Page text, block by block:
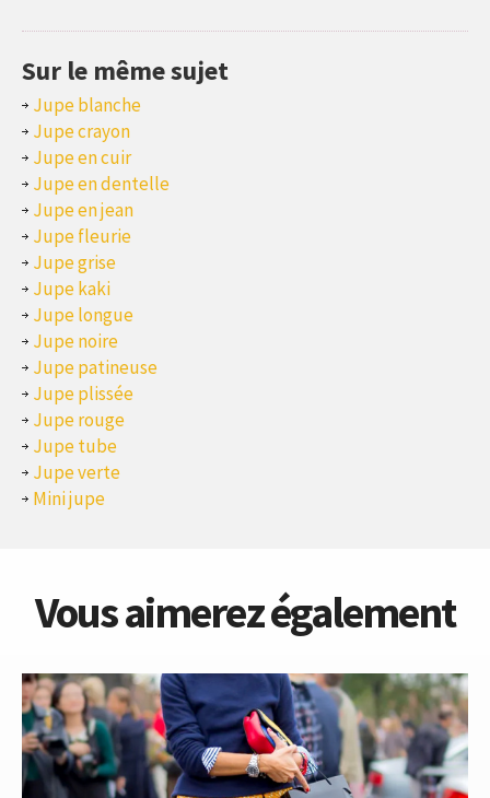
Sur le même sujet
Jupe blanche
Jupe crayon
Jupe en cuir
Jupe en dentelle
Jupe en jean
Jupe fleurie
Jupe grise
Jupe kaki
Jupe longue
Jupe noire
Jupe patineuse
Jupe plissée
Jupe rouge
Jupe tube
Jupe verte
Mini jupe
Vous aimerez également